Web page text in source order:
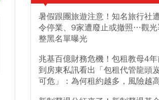
暑假跟團旅遊注意！知名旅行社
令停業、9家遭廢止或撤照…觀光
整黑名單曝光
兆基百億財務危機！包租教母4年
到房東私訊看出「包租代管龍頭
可危」：為何租約越多，風險越